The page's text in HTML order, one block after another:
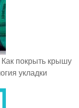
покрыть крышу
укладки